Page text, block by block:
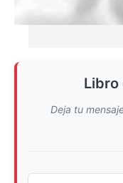
Libro
Deja tu